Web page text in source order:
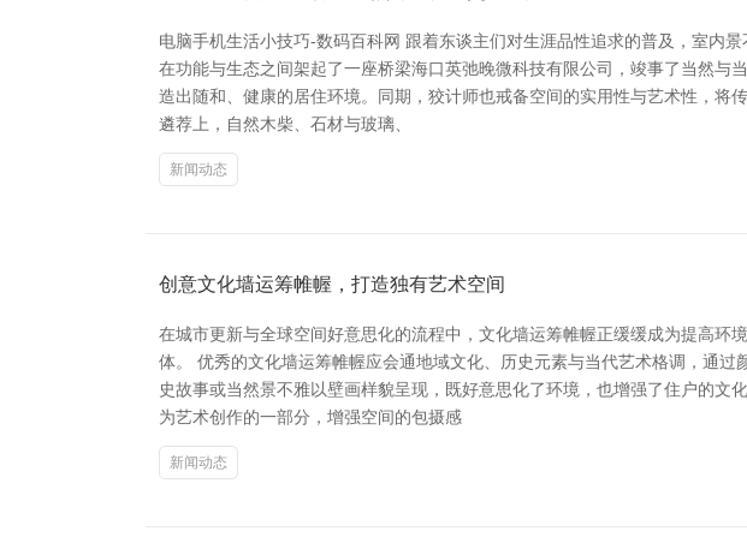
电脑手机生活小技巧-数码百科网 跟着东谈主们对生涯品性追求的普及，室内
在功能与生态之间架起了一座桥梁海口英弛晚微科技有限公司，竣事了当然与
造出随和、健康的居住环境。同期，狡计师也戒备空间的实用性与艺术性，
遴荐上，自然木柴、石材与玻璃、
新闻动态
创意文化墙运筹帷幄，打造独有艺术空间
在城市更新与全球空间好意思化的流程中，文化墙运筹帷幄正缓缓成为提高
体。 优秀的文化墙运筹帷幄应会通地域文化、历史元素与当代艺术格调，通
史故事或当然景不雅以壁画样貌呈现，既好意思化了环境，也增强了住户的
为艺术创作的一部分，增强空间的包摄感
新闻动态